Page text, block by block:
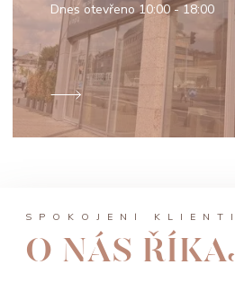
Dnes otevřeno10:00 - 18:00
SPOKOJENÍ KLIENTI
O NÁS